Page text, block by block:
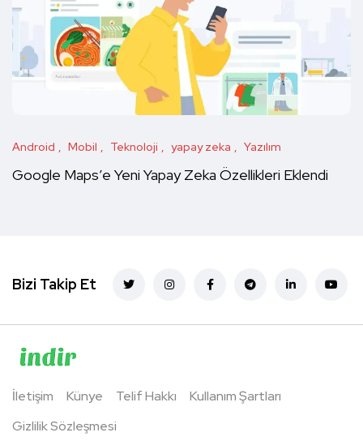
Android Mobil Teknoloji yapay zeka Yazılım
Google Maps’e Yeni Yapay Zeka Özellikleri Eklendi
Bizi Takip Et
İletişim Künye Telif Hakkı
Kullanım Şartları
Gizlilik Sözleşmesi